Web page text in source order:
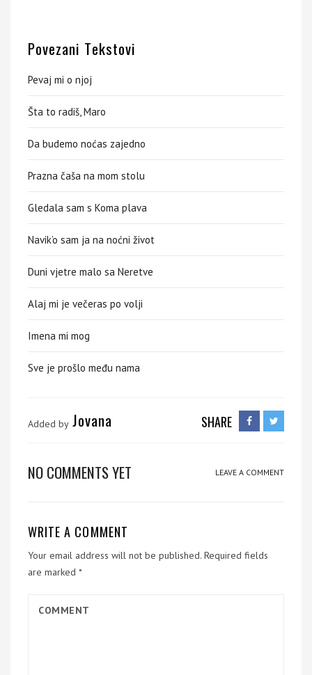
Povezani Tekstovi
Pevaj mi o njoj
Šta to radiš, Maro
Da budemo noćas zajedno
Prazna čaša na mom stolu
Gledala sam s Koma plava
Navik’o sam ja na noćni život
Duni vjetre malo sa Neretve
Alaj mi je večeras po volji
Imena mi mog
Sve je prošlo među nama
Added by Jovana SHARE
NO COMMENTS YET LEAVE A COMMENT
WRITE A COMMENT
Your email address will not be published. Required fields
are marked *